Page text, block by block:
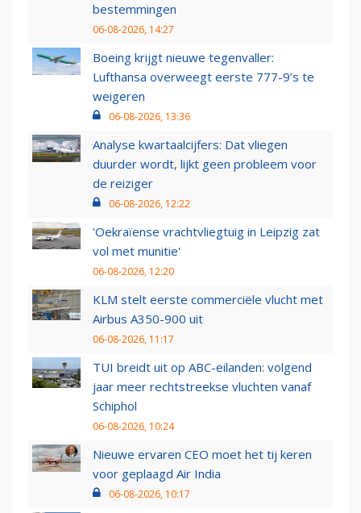
bestemmingen
06-08-2026, 14:27
Boeing krijgt nieuwe tegenvaller:
Lufthansa overweegt eerste 777-9’s te
weigeren
06-08-2026, 13:36
Analyse kwartaalcijfers: Dat vliegen
duurder wordt, lijkt geen probleem voor
de reiziger
06-08-2026, 12:22
'Oekraïense vrachtvliegtuig in Leipzig zat
vol met munitie'
06-08-2026, 12:20
KLM stelt eerste commerciële vlucht met
Airbus A350-900 uit
06-08-2026, 11:17
TUI breidt uit op ABC-eilanden: volgend
jaar meer rechtstreekse vluchten vanaf
Schiphol
06-08-2026, 10:24
Nieuwe ervaren CEO moet het tij keren
voor geplaagd Air India
06-08-2026, 10:17